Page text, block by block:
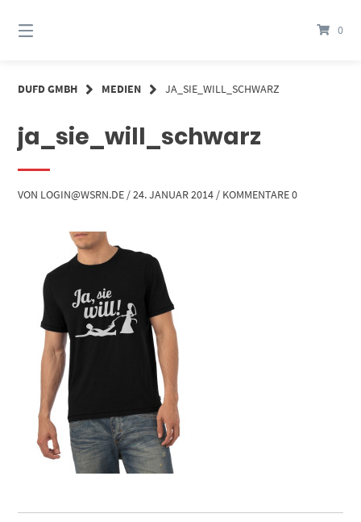
zum
Inhalt
0
DUFD GMBH MEDIEN JA_SIE_WILL_SCHWARZ
ja_sie_will_schwarz
VON LOGIN@WSRN.DE /24. JANUAR 2014 / KOMMENTARE 0